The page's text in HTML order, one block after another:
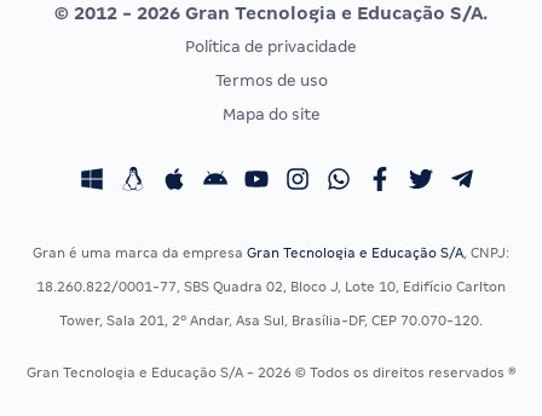
Vunesp
CONCURSOS POR PROFISSÃO
Concursos Fiscais
Residência Multiprofissional
EXAME DE ORDEM
Calendário OAB
© 2012 - 2026 Gran Tecnologia e Educação S/A.
Política de privacidade
Termos de uso
Mapa do site
Gran é uma marca da empresa Gran Tecnologia e Educação S/A, CNPJ:
18.260.822/0001-77, SBS Quadra 02, Bloco J, Lote 10, Edifício Carlton
Tower, Sala 201, 2º Andar, Asa Sul, Brasília-DF, CEP 70.070-120.
Gran Tecnologia e Educação S/A - 2026 © Todos os direitos reservados ®